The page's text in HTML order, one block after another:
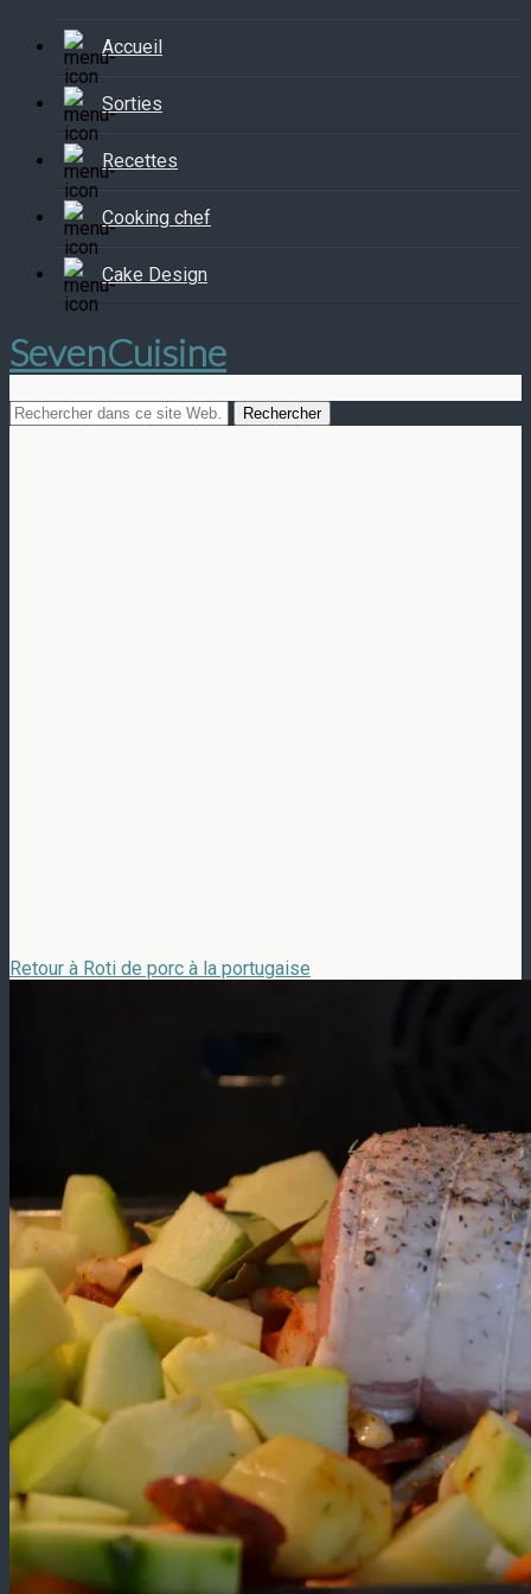
Accueil
Sorties
Recettes
Cooking chef
Cake Design
SevenCuisine
Retour à Roti de porc à la portugaise